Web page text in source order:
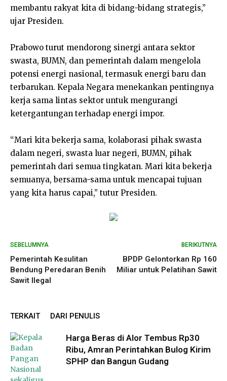
membantu rakyat kita di bidang-bidang strategis,”
ujar Presiden.
Prabowo turut mendorong sinergi antara sektor
swasta, BUMN, dan pemerintah dalam mengelola
potensi energi nasional, termasuk energi baru dan
terbarukan. Kepala Negara menekankan pentingnya
kerja sama lintas sektor untuk mengurangi
ketergantungan terhadap energi impor.
“Mari kita bekerja sama, kolaborasi pihak swasta
dalam negeri, swasta luar negeri, BUMN, pihak
pemerintah dari semua tingkatan. Mari kita bekerja
semuanya, bersama-sama untuk mencapai tujuan
yang kita harus capai,” tutur Presiden.
SEBELUMNYA
Pemerintah Kesulitan
Bendung Peredaran Benih
Sawit Ilegal
BERIKUTNYA
BPDP Gelontorkan Rp 160
Miliar untuk Pelatihan Sawit
TERKAIT DARI PENULIS
Harga Beras di Alor Tembus Rp30
Ribu, Amran Perintahkan Bulog Kirim
SPHP dan Bangun Gudang